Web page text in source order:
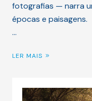
fotografias — narra
épocas e paisagens.
…
LER MAIS